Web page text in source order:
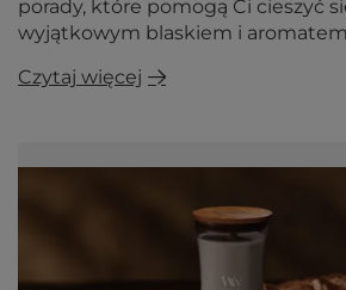
porady, które pomogą Ci cieszyć
wyjątkowym blaskiem i
Czytaj więcej